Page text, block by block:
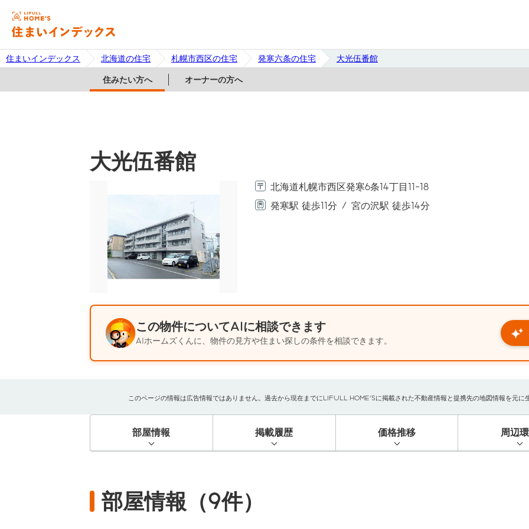
住まいインデックス 北海道の住宅 札幌市西区の住宅 発寒六条の住宅 大光伍番館
住みたい方へ オーナーの方へ
大光伍番館
北海道札幌市西区発寒6条14丁目11-18
発寒駅 徒歩11分
宮の沢駅 徒歩14分
この物件についてAIに相談できます
AIホームズくんに、物件の見方や住まい探しの条件を相談できます。
このページの情報は広告情報ではありません。過去から現在までにLIFULL HOME'Sに掲載された不動産情報と提携先の地図情報を元
部屋情報 掲載履歴 価格推移 周辺
部屋情報（9件）